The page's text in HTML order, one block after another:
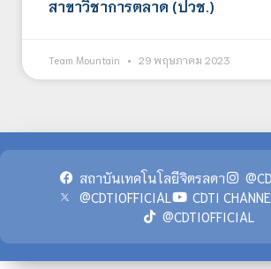
สาขาวิชาการตลาด (ปวช.)
Team Mountain 29 พฤษภาคม 2023
สถาบันเทคโนโลยีจิตรลดา
@CDTIOFFICIAL
CDTI
@CDTIOFFICIAL